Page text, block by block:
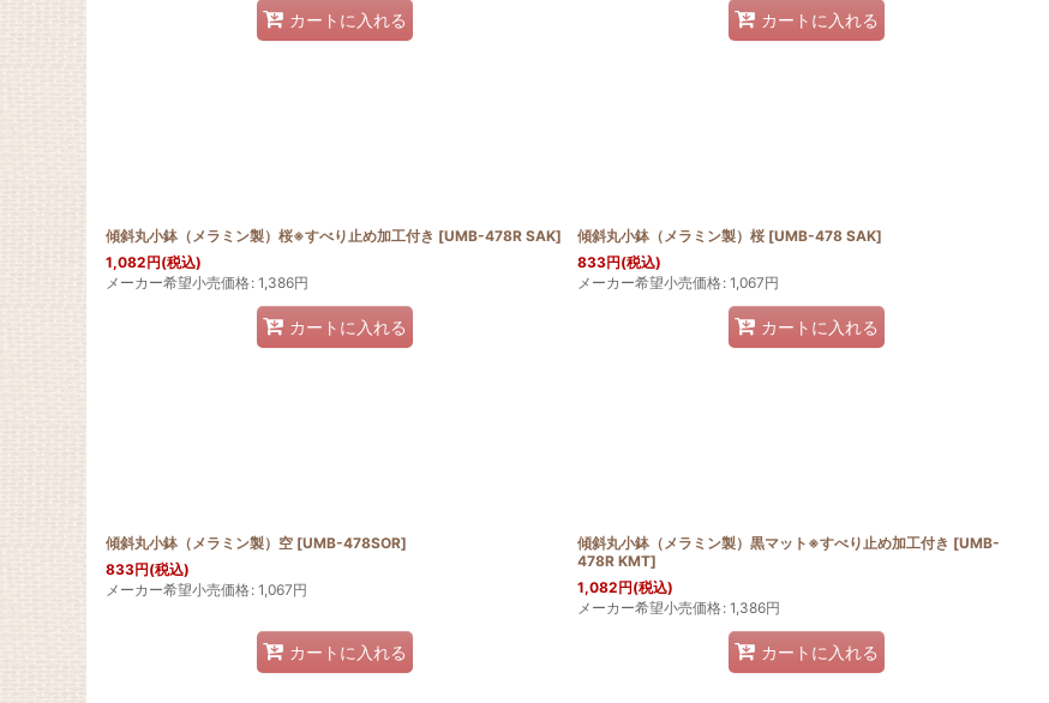
カートに入れる カートに入れる
傾斜丸小鉢（メラミン製）桜※すべり止め加工付き [UMB-478R SAK]
1,082円(税込)
メーカー希望小売価格: 1,386円
カートに入れる
傾斜丸小鉢（メラミン製）桜 [UMB-478 SAK]
833円(税込)
メーカー希望小売価格: 1,067円
カートに入れる
傾斜丸小鉢（メラミン製）空 [UMB-478SOR]
833円(税込)
メーカー希望小売価格: 1,067円
カートに入れる
傾斜丸小鉢（メラミン製）黒マット※すべり止め加工付き [UMB-
478R KMT]
1,082円(税込)
メーカー希望小売価格: 1,386円
カートに入れる